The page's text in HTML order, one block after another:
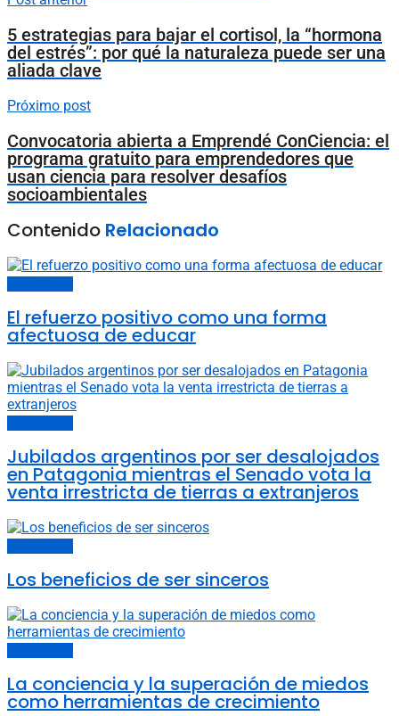
5 estrategias para bajar el cortisol, la “hormona
del estrés”: por qué la naturaleza puede ser una
aliada clave
Próximo post
Convocatoria abierta a Emprendé ConCiencia: el
programa gratuito para emprendedores que
usan ciencia para resolver desafíos
socioambientales
Contenido Relacionado
El refuerzo positivo como una forma
afectuosa de educar
Jubilados argentinos por ser desalojados
en Patagonia mientras el Senado vota la
venta irrestricta de tierras a extranjeros
Los beneficios de ser sinceros
La conciencia y la superación de miedos
como herramientas de crecimiento